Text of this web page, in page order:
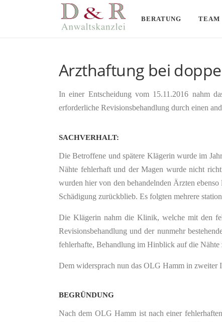
BERATUNG TEAM
Arzthaftung bei
In einer Entscheidung vom 15.11.2016 nahm
erforderliche Revisionsbehandlung durch einen
SACHVERHALT:
Die Betroffene und spätere Klägerin wurde im
Nähte fehlerhaft und der Magen wurde nicht
wurden hier von den behandelnden Ärzten
Schädigung zurückblieb. Es folgten mehrere
Die Klägerin nahm die Klinik, welche mit den
Revisionsbehandlung und der nunmehr
fehlerhafte, Behandlung im Hinblick auf die
Dem widersprach nun das OLG Hamm in zweiter
BEGRÜNDUNG
Nach dem OLG Hamm ist nach einer